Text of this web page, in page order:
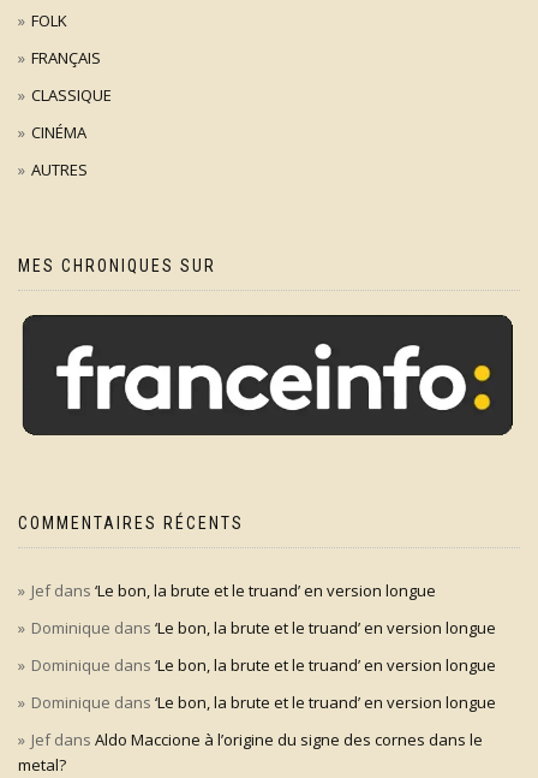
FOLK
FRANÇAIS
CLASSIQUE
CINÉMA
AUTRES
MES CHRONIQUES SUR
COMMENTAIRES RÉCENTS
Jefdans ‘Le bon, la brute et le truand’ en version longue
Dominique dans ‘Le bon, la brute et le truand’ en version longue
Dominique dans ‘Le bon, la brute et le truand’ en version longue
Dominique dans ‘Le bon, la brute et le truand’ en version longue
Jefdans Aldo Maccione à l’origine du signe des cornes dans le
metal?